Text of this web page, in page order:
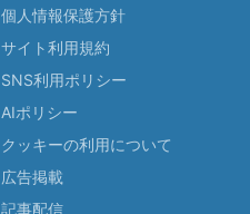
個人情報保護方針
サイト利用規約
SNS利用ポリシー
AIポリシー
クッキーの利用について
広告掲載
記事配信